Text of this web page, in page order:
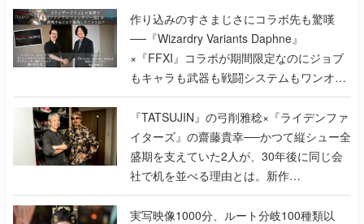
作り込みのすさまじさにコラボ先も驚嘆
──『Wizardry Variants Daphne』
×『FFXI』コラボが期間限定なのにジョブ
もキャラも武器も戦闘システムもワンオフ
で作り込まれた理由を両ディレクターに聞
く
『TATSUJIN』の弓削雅稔×『ライデンファ
イターズ』の齋藤貴幸──かつて縦シュー全
盛期を支えていた2人が、30年後に同じ会
社で机を並べる理由とは。新作
『TATSUJIN EXTREME』で初タッグを組
んだレジェンド2人に訊く開発秘話
実写映像1000分、ルート分岐100種類以